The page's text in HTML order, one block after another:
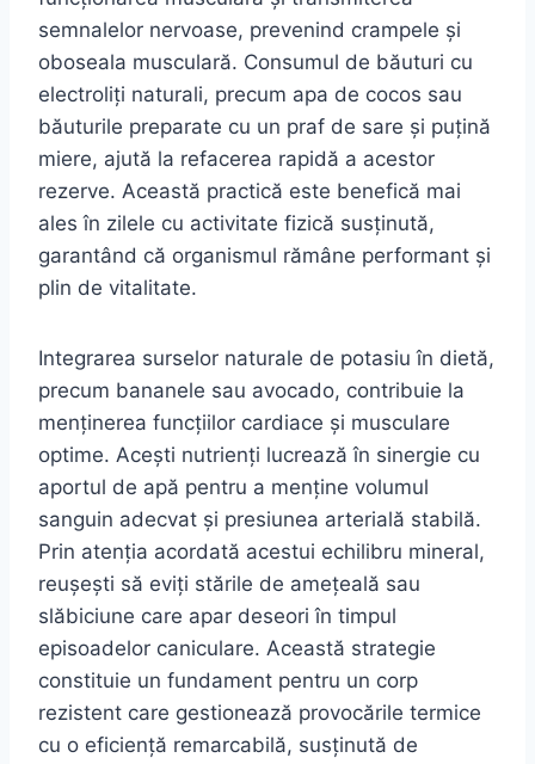
semnalelor nervoase, prevenind crampele și
oboseala musculară. Consumul de băuturi cu
electroliți naturali, precum apa de cocos sau
băuturile preparate cu un praf de sare și puțină
miere, ajută la refacerea rapidă a acestor
rezerve. Această practică este benefică mai
ales în zilele cu activitate fizică susținută,
garantând că organismul rămâne performant și
plin de vitalitate.
Integrarea surselor naturale de potasiu în dietă,
precum bananele sau avocado, contribuie la
menținerea funcțiilor cardiace și musculare
optime. Acești nutrienți lucrează în sinergie cu
aportul de apă pentru a menține volumul
sanguin adecvat și presiunea arterială stabilă.
Prin atenția acordată acestui echilibru mineral,
reușești să eviți stările de amețeală sau
slăbiciune care apar deseori în timpul
episoadelor caniculare. Această strategie
constituie un fundament pentru un corp
rezistent care gestionează provocările termice
cu o eficiență remarcabilă, susținută de